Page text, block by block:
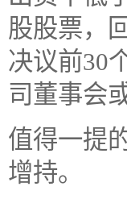
股股票，
决议前30
司董事会
值得一提
增持。